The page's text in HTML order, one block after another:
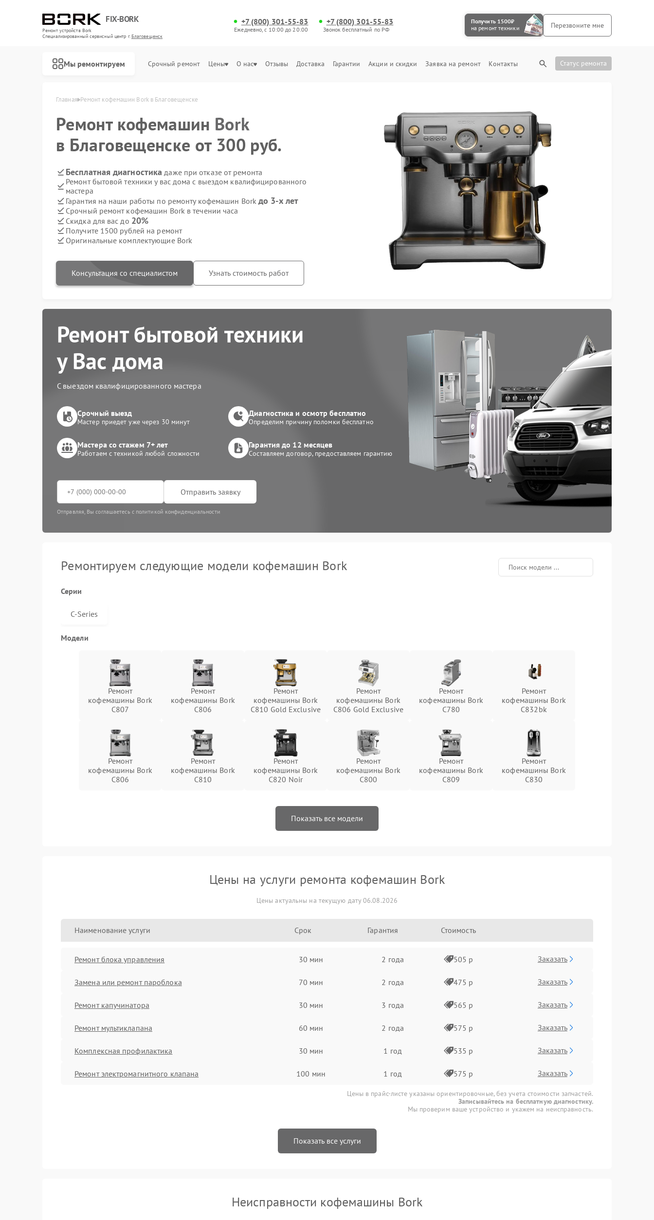
FIX-BORK
Ремонт устройств Bork
Специализированный cервисный центр г.Благовещенск
+7 (800) 301-55-83
Ежедневно, с 10:00 до 20:00
+7 (800) 301-55-83
Звонок бесплатный по РФ
Получить 1500₽
на ремонт техники
Перезвоните мне
Мы ремонтируем Срочный ремонт Цены О нас Отзывы Доставка Гарантии Акции и скидки Заявка на ремонт Контакты Статус ремонта
Главная Ремонт кофемашин Bork в Благовещенске
Ремонт кофемашин Bork
в Благовещенске от 300 руб.
Бесплатная диагностика даже при отказе от ремонта
Ремонт бытовой техники у вас дома с выездом квалифицированного
мастера
Гарантия на наши работы по ремонту кофемашин Bork до 3-х лет
Срочный ремонт кофемашин Bork в течении часа
Скидка для вас до 20%
Получите 1500 рублей на ремонт
Оригинальные комплектующие Bork
Консультация со специалистом Узнать стоимость работ
Ремонт бытовой техники
у Вас дома
С выездом квалифицированного мастера
Срочный выезд
Мастер приедет уже через 30 минут
Диагностика и осмотр бесплатно
Определим причину поломки бесплатно
Мастера со стажем 7+ лет
Работаем с техникой любой сложности
Гарантия до 12 месяцев
Составляем договор, предоставляем гарантию
Отправить заявку
Отправляя, Вы соглашаетесь с политикой конфиденциальности
Ремонтируем следующие модели кофемашин Bork
Серии
C-Series
Модели
Ремонт
кофемашины Bork
C807
Ремонт
кофемашины Bork
C806
Ремонт
кофемашины Bork
C810 Gold Exclusive
Ремонт
кофемашины Bork
C806 Gold Exclusive
Ремонт
кофемашины Bork
C780
Ремонт
кофемашины Bork
C832bk
Ремонт
кофемашины Bork
C806
Ремонт
кофемашины Bork
C810
Ремонт
кофемашины Bork
C820 Noir
Ремонт
кофемашины Bork
C800
Ремонт
кофемашины Bork
C809
Ремонт
кофемашины Bork
C830
Показать все модели
Цены на услуги ремонта кофемашин Bork
Цены актуальны на текущую дату 06.08.2026
Наименование услуги Срок Гарантия Стоимость
Ремонт блока управления 30 мин 2 года 505 р Заказать
Замена или ремонт пароблока 70 мин 2 года 475 р Заказать
Ремонт капучинатора 30 мин 3 года 565 р Заказать
Ремонт мультиклапана 60 мин 2 года 575 р Заказать
Комплексная профилактика 30 мин 1 год 535 р Заказать
Ремонт электромагнитного клапана 100 мин 1 год 575 р Заказать
Цены в прайс-листе указаны ориентировочные, без учета стоимости запчастей.
Записывайтесь на бесплатную диагностику.
Мы проверим ваше устройство и укажем на неисправность.
Показать все услуги
Неисправности кофемашины Bork